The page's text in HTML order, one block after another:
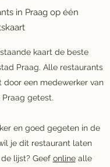
in Praag op één
kaart de beste
Praag. Alle restaurants
door een medewerker van
Praag getest.
en goed gegeten in de
je dit restaurant laten
lijst? Geef onlinealle